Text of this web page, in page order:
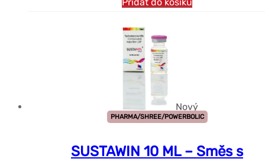
Přidat do košíku
Nový
PHARMA/SHREE/POWERBOLIC
SUSTAWIN 10 ML – Směs s